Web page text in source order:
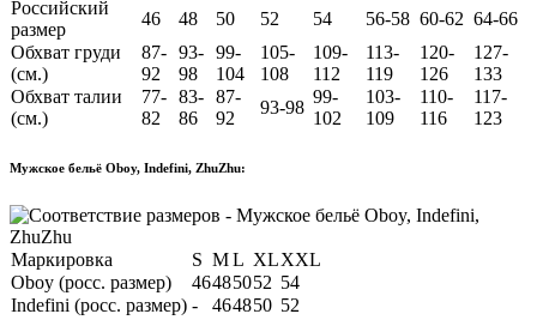
Российский
размер
46 48 50 52 54 56-58 60-62 64-66
Обхват груди
(см.)
87-
92
93-
98
99-
104
105-
108
109-
112
113-
119
120-
126
127-
133
Обхват талии
(см.)
77-
82
83-
86
87-
92
93-98
99-
102
103-
109
110-
116
117-
123
Мужское бельё Oboy, Indefini, ZhuZhu:
Маркировка S ML XLXXL
Oboy (росс. размер)
46485052 54
Indefini (росс. размер) - 464850 52